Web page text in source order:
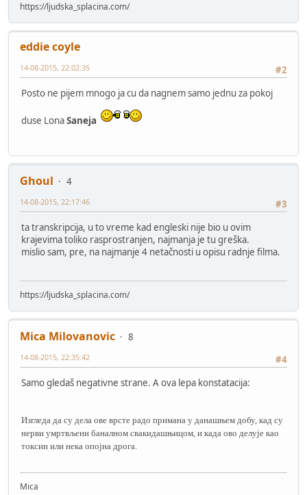
https://ljudska_splacina.com/
eddie coyle
#2
14-08-2015, 22:02:35
Posto ne pijem mnogo ja cu da nagnem samo jednu za pokoj
duse LonaSaneja
Ghoul
4
#3
14-08-2015, 22:17:46
ta transkripcija, u to vreme kad engleski nije bio u ovim
krajevima toliko rasprostranjen, najmanja je tu greška.
mislio sam, pre, na najmanje 4 netačnosti u opisu radnje filma.
https://ljudska_splacina.com/
Mica Milovanovic
8
#4
14-08-2015, 22:35:42
Samo gledaš negativne strane. A ova lepa konstatacija:
Изгледа да су дела ове врсте радо примана у данашњем добу, кад су
нерви умртвљени баналном свакидашњицом, и када ово делује као
токсин или нека опојна дрога.
Mica